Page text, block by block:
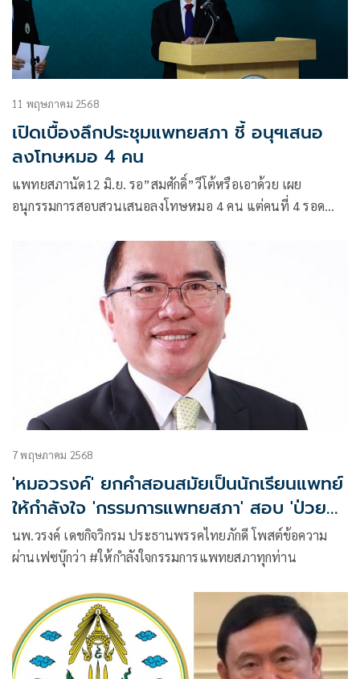
11 พฤษภาคม 2568
เปิดเบื้องลึกประชุมแพทยสภา ชี้ อนุฯเสนอ
ลงโทษหมอ 4 คน
แพทยสภานัด12 มิ.ย. รอ”สมศักดิ์”วีโต้หรือเอาด้วย เผย
อนุกรรมการสอบสวนเสนอลงโทษหมอ 4 คน แต่คนที่ 4 รอด
7 พฤษภาคม 2568
'หมอวรงค์' ยกคำสอนสมัยเป็นนักเรียนแพทย์
ให้กำลังใจ 'กรรมการแพทยสภา' สอบ 'ป่วย
ทิพย์'
นพ.วรงค์ เดชกิจวิกรม ประธานพรรคไทยภักดี โพสต์ข้อความ
ผ่านเฟซบุ๊กว่า #ให้กำลังใจกรรมการแพทยสภาทุกท่าน